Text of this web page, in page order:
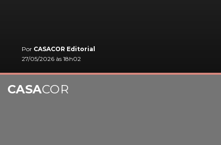
Por CASACOR Editorial
27/05/2026 às 18h02
CASACOR